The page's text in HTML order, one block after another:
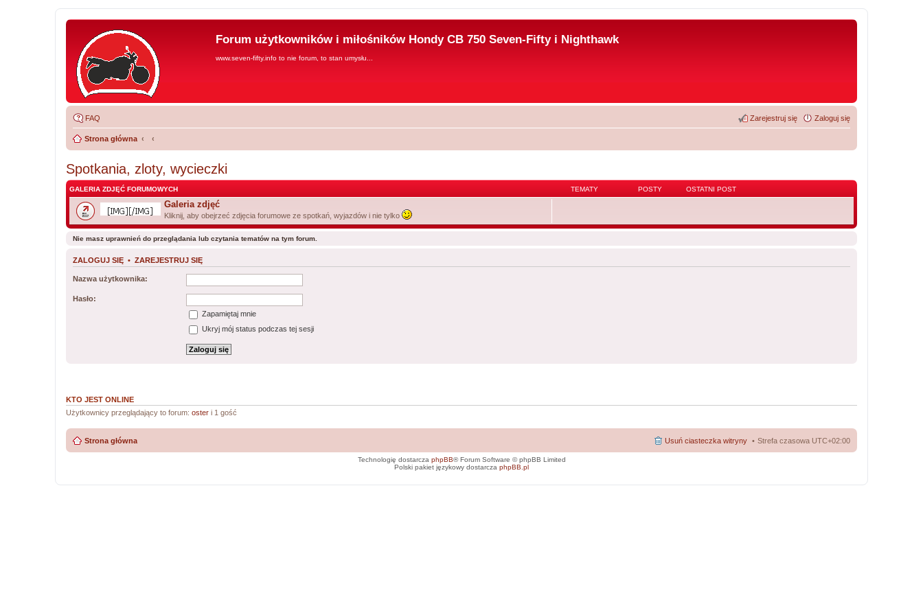
Forum użytkowników i miłośników Hondy CB 750 Seven-Fifty i Nighthawk
www.seven-fifty.info to nie forum, to stan umysłu...
FAQ Zaloguj się
Zarejestruj się
Strona główna
Spotkania, zloty, wycieczki
GALERIA ZDJĘĆ FORUMOWYCH TEMATY POSTY OSTATNI POST
Galeria zdjęć
Kliknij, aby obejrzeć zdjęcia forumowe ze spotkań, wyjazdów i nie tylko
Nie masz uprawnień do przeglądania lub czytania tematów na tym forum.
ZALOGUJ SIĘ • ZAREJESTRUJ SIĘ
Nazwa użytkownika:
Hasło:
Zapamiętaj mnie
Ukryj mój status podczas tej sesji
KTO JEST ONLINE
Użytkownicy przeglądający to forum: oster i 1 gość
Strona główna Strefa czasowa UTC+02:00
Usuń ciasteczka witryny
Technologię dostarcza phpBB® Forum Software © phpBB Limited
Polski pakiet językowy dostarcza phpBB.pl